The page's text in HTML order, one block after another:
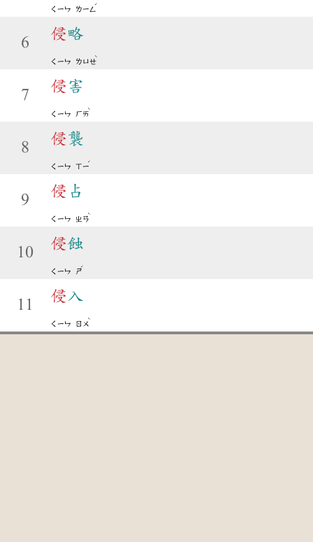
ㄑㄧㄣ ㄌㄧㄥ
ˊ
6
侵略
ㄑㄧㄣ ㄌㄩㄝ
ˋ
7
侵 害
ㄑㄧㄣ ㄏㄞ
ˋ
8
侵襲
ㄑㄧㄣ ㄒㄧ
ˊ
9
侵 占
ㄑㄧㄣ ㄓㄢ
ˋ
10
侵蝕
ㄑㄧㄣ ㄕ
ˊ
11
侵入
ㄑㄧㄣ ㄖㄨ
ˋ